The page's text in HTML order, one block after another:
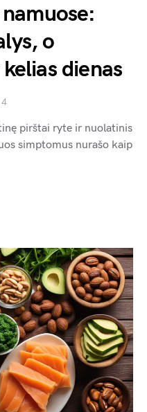
o
dienas
pirštai ryte ir nuolatinis
simptomus nurašo kaip